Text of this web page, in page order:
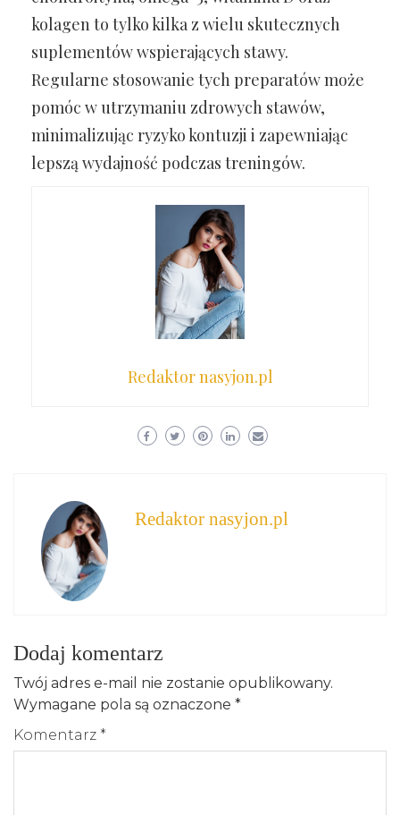
kolagen to tylko kilka z wielu skutecznych
suplementów wspierających stawy.
Regularne stosowanie tych preparatów może
pomóc w utrzymaniu zdrowych stawów,
minimalizując ryzyko kontuzji i zapewniając
lepszą wydajność podczas treningów.
Redaktor nasyjon.pl
Redaktor nasyjon.pl
Dodaj komentarz
Twój adres e-mail nie zostanie opublikowany.
Wymagane pola są oznaczone *
Komentarz *